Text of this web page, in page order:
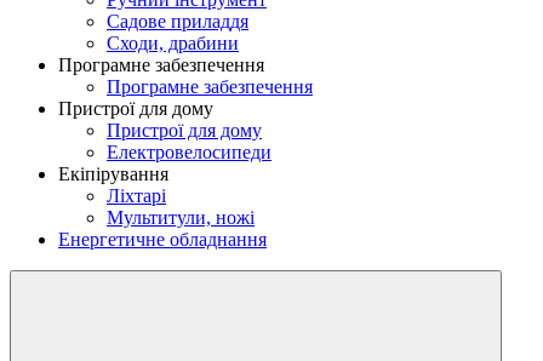
Садове приладдя
Сходи, драбини
Програмне забезпечення
Програмне забезпечення
Пристрої для дому
Пристрої для дому
Електровелосипеди
Екіпірування
Ліхтарі
Мультитули, ножі
Енергетичне обладнання